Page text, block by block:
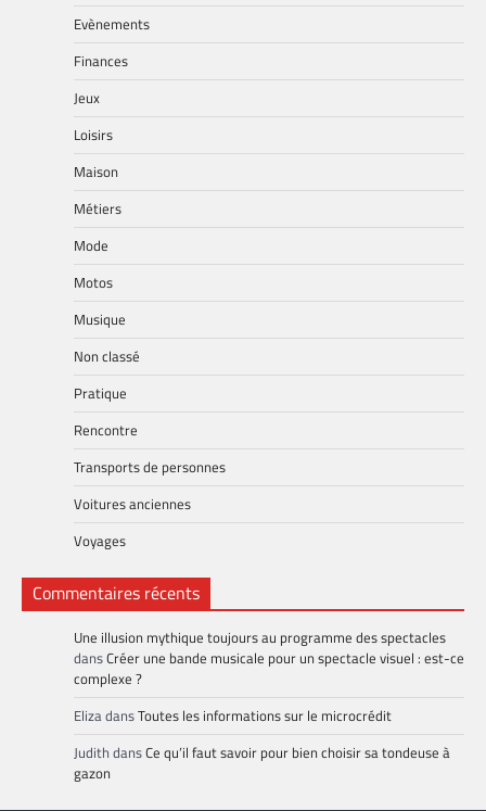
Evènements
Finances
Jeux
Loisirs
Maison
Métiers
Mode
Motos
Musique
Non classé
Pratique
Rencontre
Transports de personnes
Voitures anciennes
Voyages
Commentaires récents
Une illusion mythique toujours au programme des spectacles
dansCréer une bande musicale pour un spectacle visuel : est-ce
complexe ?
ElizadansToutes les informations sur le microcrédit
Judith dansCe qu’il faut savoir pour bien choisir sa tondeuse à
gazon